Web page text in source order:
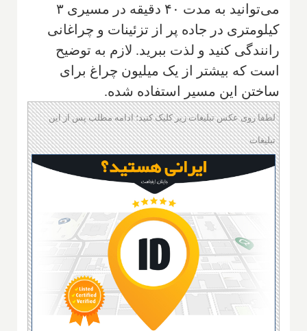
می‌توانید به مدت ۴۰ دقیقه در مسیری ۳
کیلومتری در جاده‌ پر از تزئینات و چراغانی
رانندگی کنید و لذت ببرید. لازم به توضیح
است که بیشتر از یک میلیون چراغ برای
ساختن این مسیر استفاده شده.
لطفا روی عکس تبلیغات زیر کلیک کنید؛ ادامه مطلب پس از این
تبلیغات